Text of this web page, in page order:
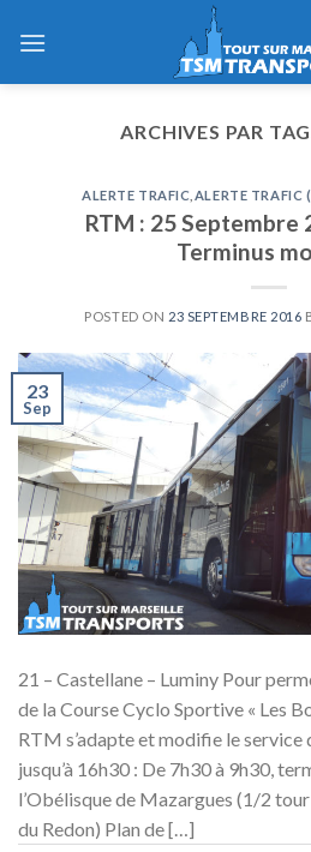
ARCHIVES PAR
ALERTE TRAFIC ALERTE TRAFIC
RTM : 25 Septembre
Terminus
POSTED ON 23 SEPTEMBRE 2016
23
Sep
21 – Castellane – Luminy Pour
de la Course Cyclo Sportive « Les
RTM s’adapte et modifie le service
jusqu’à 16h30 : De 7h30 à 9h30,
l’Obélisque de Mazargues (1/2
du Redon) Plan de […]